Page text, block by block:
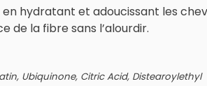
hydratant et adoucissant les
de la fibre sans l’alourdir.
Ubiquinone, Citric Acid, Distearoylethyl